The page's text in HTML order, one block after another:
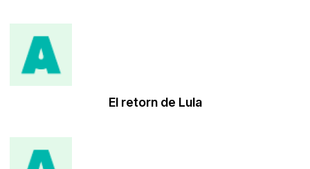
El retorn de Lula